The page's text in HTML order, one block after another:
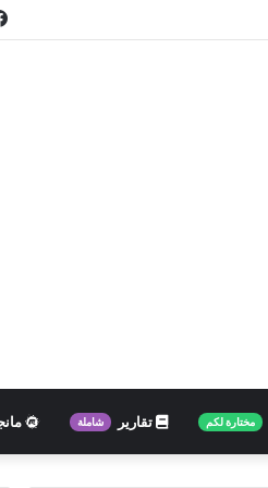
مختارة لكم تقارير شاملة